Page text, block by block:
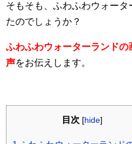
そもそも、ふわふわウォー
たのでしょうか？
ふわふわウォーターランド
声をお伝えします。
目次 [hide]